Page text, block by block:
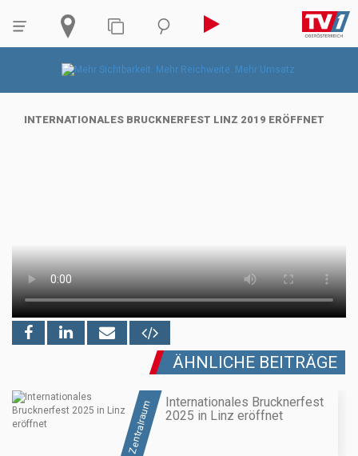
INTERNATIONALES BRUCKNERFEST LINZ 2019 ERÖFFNET
ÄHNLICHE BEITRÄGE
Zentralraum
Internationales Brucknerfest
2025 in Linz eröffnet